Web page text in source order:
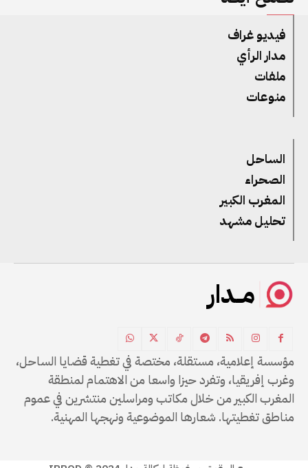
فيديو غراف
مدار الرأي
ملفات
منوعات
الساحل
الصحراء
المغرب الكبير
تحليل مشهد
مــدار
مؤسسة إعلامية، مستقلة، مختصة في تغطية قضايا الساحل،
وغرب إفريقيا، وتفرد حيزا واسعا من الاهتمام لمنطقة
المغرب الكبير من خلال مكاتب ومراسلين منتشرين في عموم
مناطق تغطيتها. شعارها الموضوعية ونهجها المهنية.